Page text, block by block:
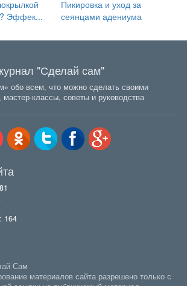
Эффек...
Пикировка и уход за
сеянцами адениума
"Сделай сам"
обо всем, что можно сделать своими
мастер-классы, советы и руководства
164
Сам
материалов сайта разрешено только с